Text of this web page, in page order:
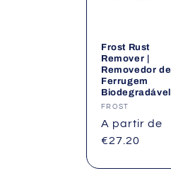
Frost Rust
Remover |
Removedor de
Ferrugem
Biodegradável
Fornecedor:
FROST
Preço
normal
A partir de
€27.20